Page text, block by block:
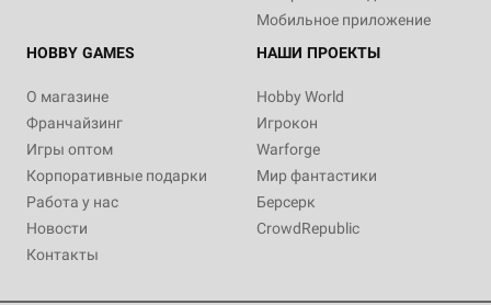
Мобильное приложение
HOBBY GAMES
О магазине
Франчайзинг
Игры оптом
Корпоративные подарки
Работа у нас
Новости
Контакты
НАШИ ПРОЕКТЫ
Hobby World
Игрокон
Warforge
Мир фантастики
Берсерк
CrowdRepublic